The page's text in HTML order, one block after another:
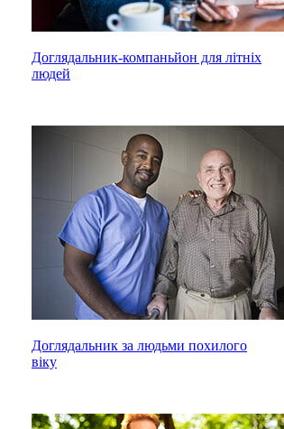
Доглядальник-компаньйон для літніх
людей
Доглядальник за людьми похилого
віку